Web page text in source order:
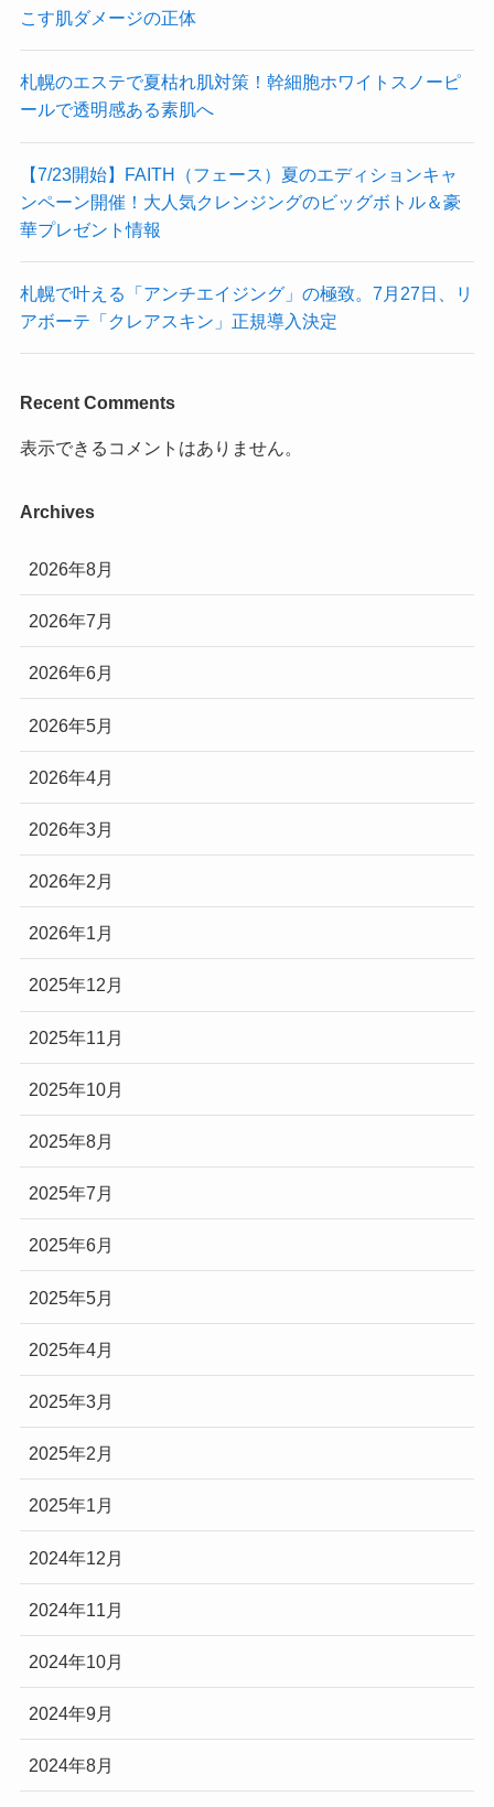
こす肌ダメージの正体
札幌のエステで夏枯れ肌対策！幹細胞ホワイトスノーピ
ールで透明感ある素肌へ
【7/23開始】FAITH（フェース）夏のエディションキャ
ンペーン開催！大人気クレンジングのビッグボトル＆豪
華プレゼント情報
札幌で叶える「アンチエイジング」の極致。7月27日、リ
アボーテ「クレアスキン」正規導入決定
Recent Comments
表示できるコメントはありません。
Archives
2026年8月
2026年7月
2026年6月
2026年5月
2026年4月
2026年3月
2026年2月
2026年1月
2025年12月
2025年11月
2025年10月
2025年8月
2025年7月
2025年6月
2025年5月
2025年4月
2025年3月
2025年2月
2025年1月
2024年12月
2024年11月
2024年10月
2024年9月
2024年8月